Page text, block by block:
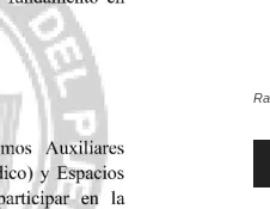
la
Sección